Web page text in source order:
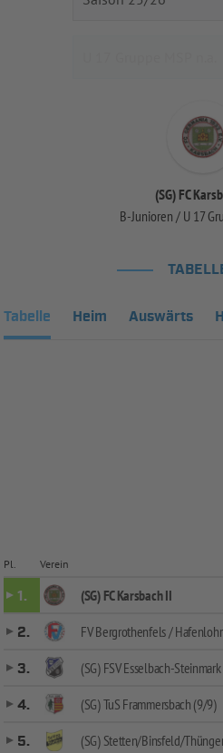
(SG) FC
B-Junioren / U 17
Tabelle Heim Auswärts
Pl. Verein
1. (SG) FC Karsbach II
2.
FV Bergrothenfels / Hafenlohr
3.
(SG) FSV Esselbach-Steinmark
4.
(SG) TuS Frammersbach (9/9)
5.
(SG) Stetten/Binsfeld/